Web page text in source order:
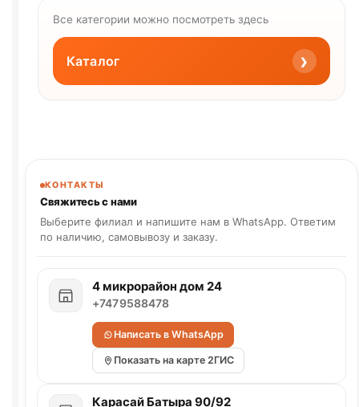
Все категории можно посмотреть здесь
Каталог ›
КОНТАКТЫ
Свяжитесь с нами
Выберите филиал и напишите нам в WhatsApp. Ответим
по наличию, самовывозу и заказу.
4 микрорайон дом 24
+7479588478
Написать в WhatsApp
Показать на карте 2ГИС
Карасай Батыра 90/92